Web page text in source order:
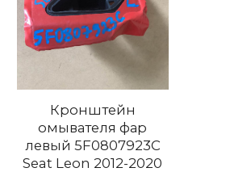
Кронштейн
омывателя фар
левый 5F0807923C
Seat Leon 2012-2020